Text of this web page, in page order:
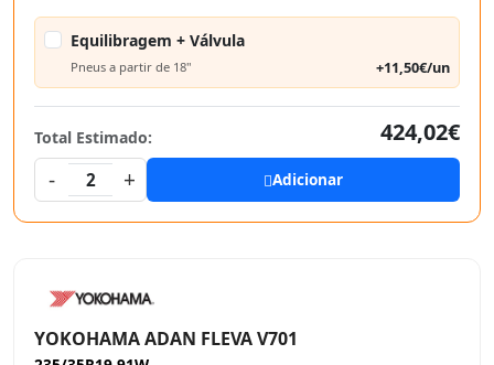
Equilibragem + Válvula
Pneus a partir de 18" +11,50€/un
Total Estimado:
424,02€
-
2 + Adicionar
YOKOHAMA ADAN FLEVA V701